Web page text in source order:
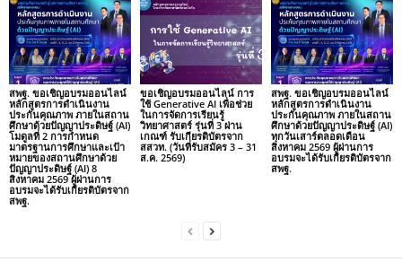
สพฐ. ขอเชิญอบรมออนไลน์
หลักสูตรการดำเนินงาน
ประกันคุณภาพ ภายในสถาน
ศึกษาด้วยปัญญาประดิษฐ์ (AI)
โมดูลที่ 2 การกำหนด
มาตรฐานการศึกษาและเป้า
หมายของสถานศึกษาด้วย
ปัญญาประดิษฐ์ (AI) 8
สิงหาคม 2569 ผู้ผ่านการ
อบรมจะได้รับเกียรติบัตรจาก
สพฐ.
ขอเชิญอบรมออนไลน์ การ
ใช้ Generative AI เพื่อช่วย
ในการจัดการเรียนรู้
วิทยาศาสตร์ รุ่นที่ 3 ผ่าน
เกณฑ์ รับเกียรติบัตรจาก
สสวท. (วันที่รับสมัคร 3 – 31
ส.ค. 2569)
สพฐ. ขอเชิญอบรมออนไลน์
หลักสูตรการดำเนินงาน
ประกันคุณภาพ ภายในสถาน
ศึกษาด้วยปัญญาประดิษฐ์ (AI)
ทุกวันเสาร์ตลอดเดือน
สิงหาคม 2569 ผู้ผ่านการ
อบรมจะได้รับเกียรติบัตรจาก
สพฐ.